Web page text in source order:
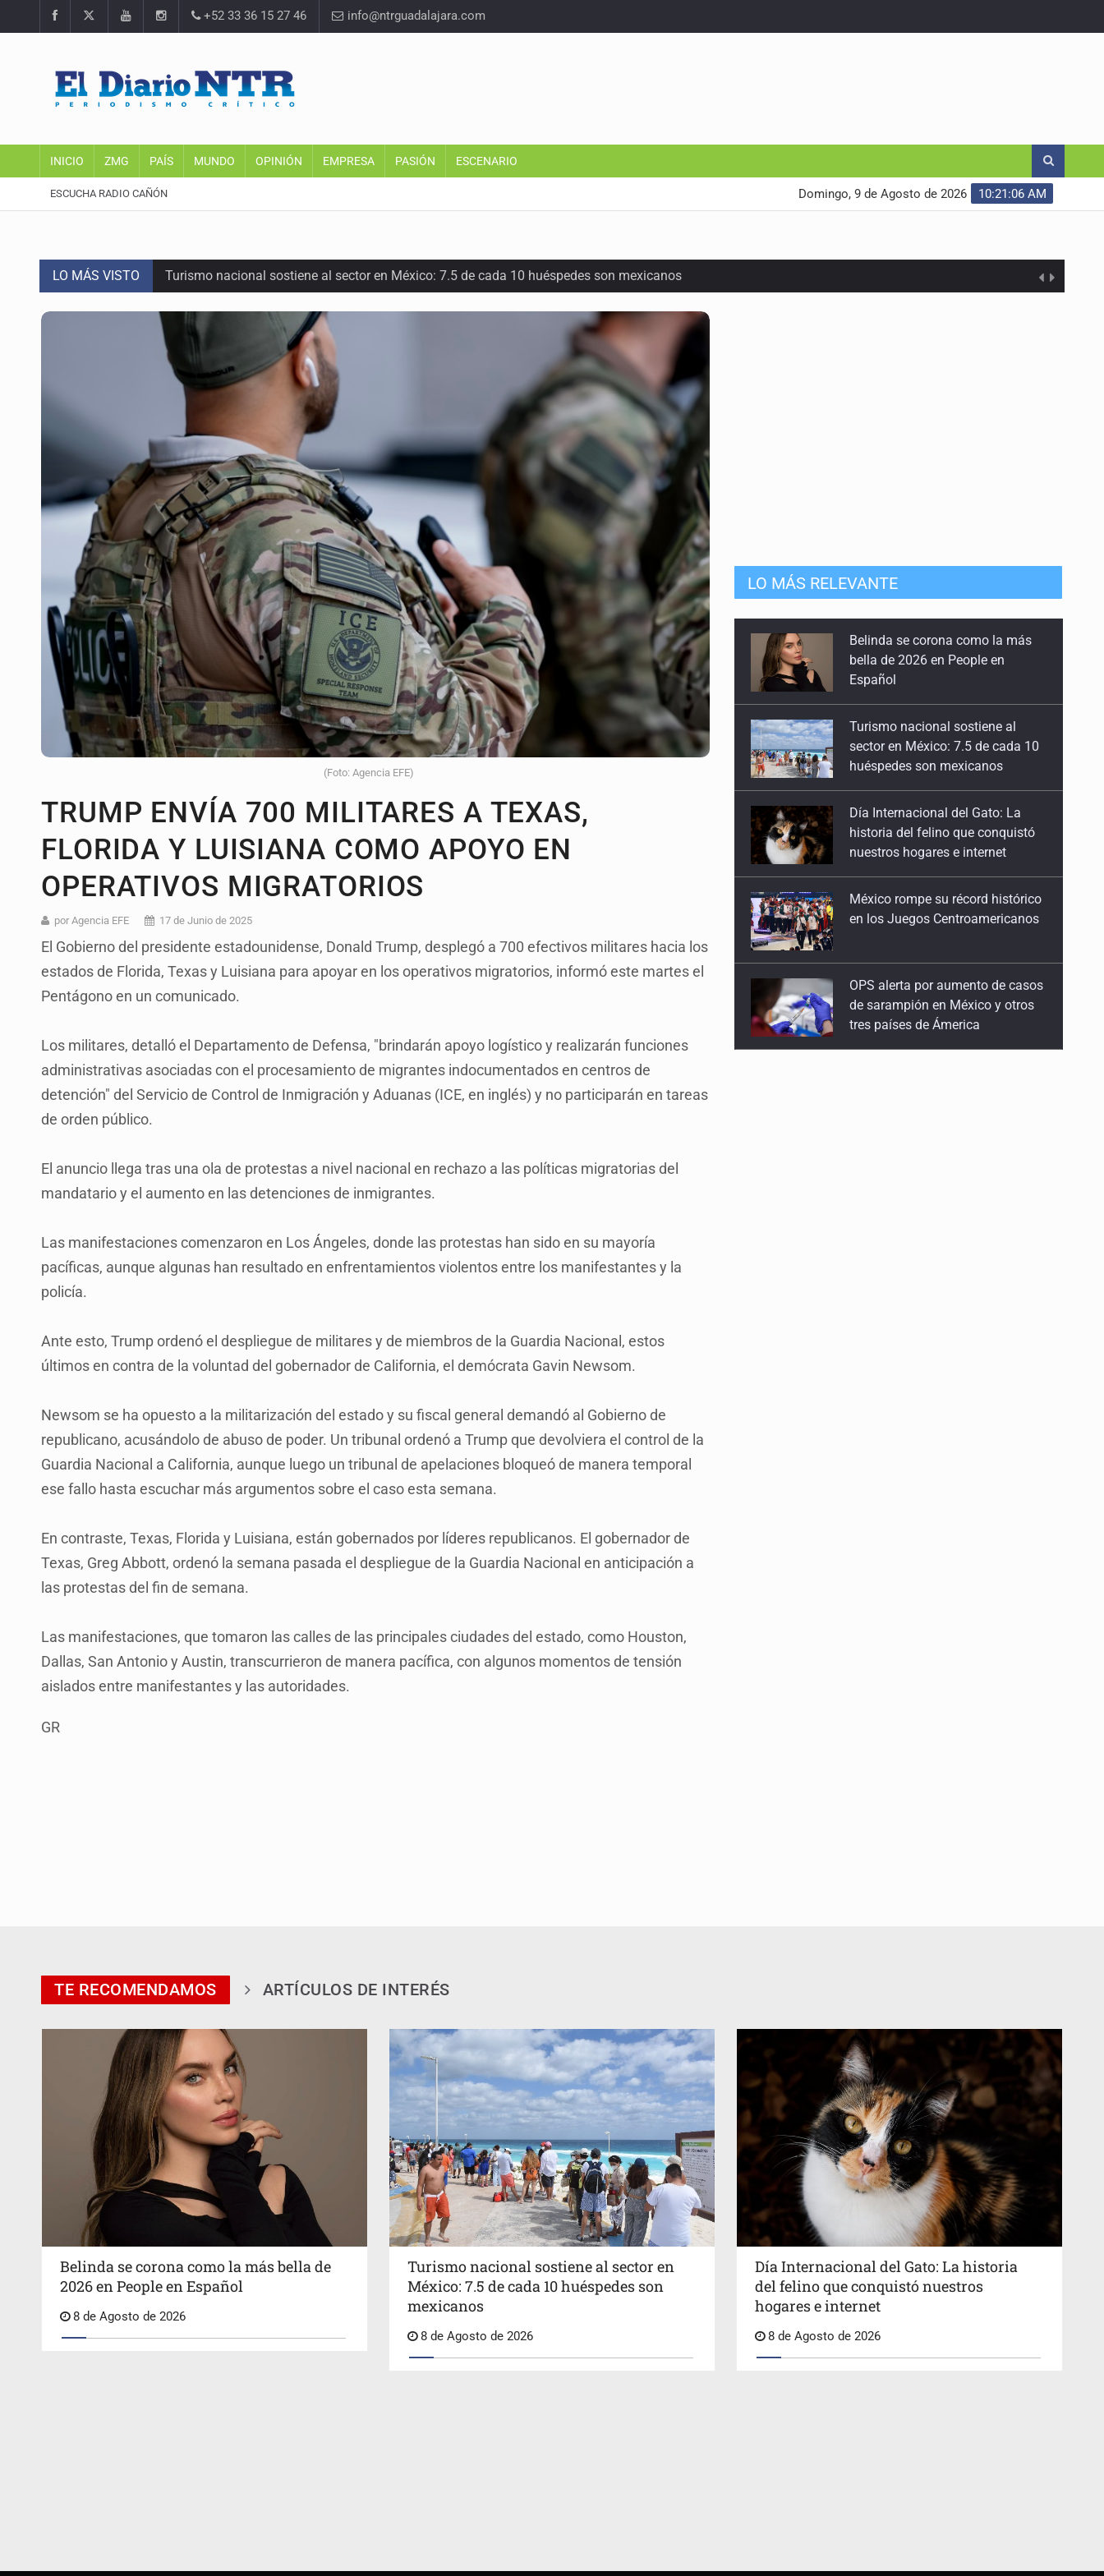
+52 33 36 15 27 46 info@ntrguadalajara.com
INICIO ZMG PAÍS MUNDO OPINIÓN EMPRESA PASIÓN ESCENARIO
ESCUCHA RADIO CAÑÓN 10:21:07 AM
Domingo, 9 de Agosto de 2026
LO MÁS VISTO Turismo nacional sostiene al sector en México: 7.5 de cada 10 huéspedes son mexicanos
Día Internacional del Gato: La historia del felino que conquistó nuestros hogares e internet
México rompe su récord histórico en los Juegos Centroamericanos
OPS alerta por aumento de casos de sarampión en México y otros tres países de Ámerica
Ayotzinapa: A casi 12 años, entre juicios a exfuncionarios y la fuga de Tomás Zerón
Caen en Zapopan 'El Ruso', objetivo prioritario por homicidios en Playa del Carmen
Pide regidora investigar dictámenes y desalojo de vecinos en Mirador de San Isidro
Ciclosporiasis no representa un riesgo epidemiológico masivo
Detienen en CDMX a Guadalupe “N” por huachicol
Belinda se corona como la más bella de 2026 en People en Español
(Foto: Agencia EFE)
TRUMP ENVÍA 700 MILITARES A TEXAS,
FLORIDA Y LUISIANA COMO APOYO EN
OPERATIVOS MIGRATORIOS
por Agencia EFE 17 de Junio de 2025
El Gobierno del presidente estadounidense, Donald Trump, desplegó a 700 efectivos militares hacia los
estados de Florida, Texas y Luisiana para apoyar en los operativos migratorios, informó este martes el
Pentágono en un comunicado.
Los militares, detalló el Departamento de Defensa, "brindarán apoyo logístico y realizarán funciones
administrativas asociadas con el procesamiento de migrantes indocumentados en centros de
detención" del Servicio de Control de Inmigración y Aduanas (ICE, en inglés) y no participarán en tareas
de orden público.
El anuncio llega tras una ola de protestas a nivel nacional en rechazo a las políticas migratorias del
mandatario y el aumento en las detenciones de inmigrantes.
Las manifestaciones comenzaron en Los Ángeles, donde las protestas han sido en su mayoría
pacíficas, aunque algunas han resultado en enfrentamientos violentos entre los manifestantes y la
policía.
Ante esto, Trump ordenó el despliegue de militares y de miembros de la Guardia Nacional, estos
últimos en contra de la voluntad del gobernador de California, el demócrata Gavin Newsom.
Newsom se ha opuesto a la militarización del estado y su fiscal general demandó al Gobierno de
republicano, acusándolo de abuso de poder. Un tribunal ordenó a Trump que devolviera el control de la
Guardia Nacional a California, aunque luego un tribunal de apelaciones bloqueó de manera temporal
ese fallo hasta escuchar más argumentos sobre el caso esta semana.
En contraste, Texas, Florida y Luisiana, están gobernados por líderes republicanos. El gobernador de
Texas, Greg Abbott, ordenó la semana pasada el despliegue de la Guardia Nacional en anticipación a
las protestas del fin de semana.
Las manifestaciones, que tomaron las calles de las principales ciudades del estado, como Houston,
Dallas, San Antonio y Austin, transcurrieron de manera pacífica, con algunos momentos de tensión
aislados entre manifestantes y las autoridades.
GR
LO MÁS RELEVANTE
Turismo nacional sostiene al
sector en México: 7.5 de cada 10
huéspedes son mexicanos
Día Internacional del Gato: La
historia del felino que conquistó
nuestros hogares e internet
México rompe su récord histórico
en los Juegos Centroamericanos
OPS alerta por aumento de casos
de sarampión en México y otros
Ayotzinapa: A casi 12 años, entre
juicios a exfuncionarios y la fuga
de Tomás Zerón
TE RECOMENDAMOS ARTÍCULOS DE INTERÉS
Belinda se corona como la más bella de
2026 en People en Español
8 de Agosto de 2026
Turismo nacional sostiene al sector en
México: 7.5 de cada 10 huéspedes son
mexicanos
8 de Agosto de 2026
Día Internacional del Gato: La historia
del felino que conquistó nuestros
hogares e internet
8 de Agosto de 2026